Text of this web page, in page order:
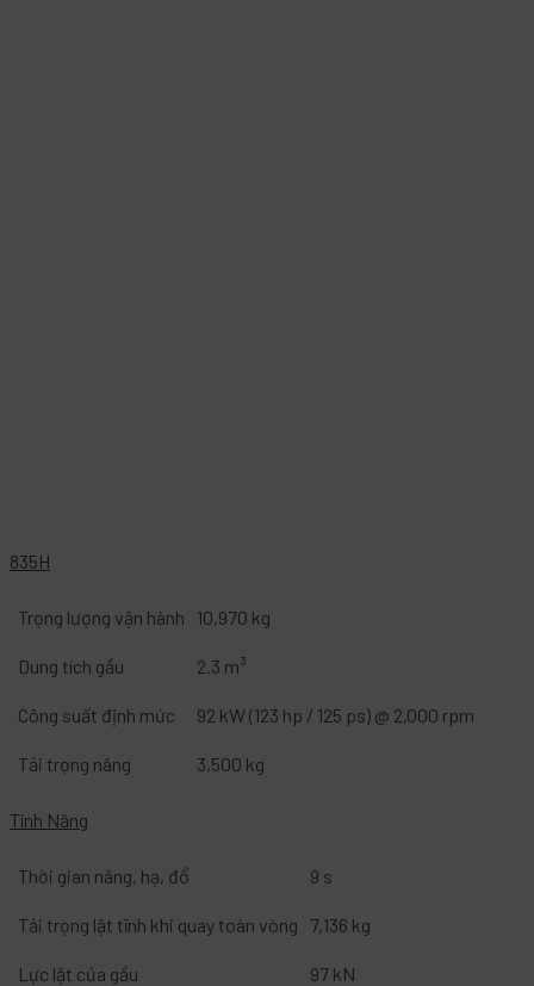
835H
Trọng lượng vận hành 10,970 kg
Dung tích gầu 2.3 m³
Công suất định mức 92 kW (123 hp / 125 ps) @ 2,000 rpm
Tải trọng nâng 3,500 kg
Tính Năng
Thời gian nâng, hạ, đổ 9 s
Tải trọng lật tĩnh khi quay toàn vòng 7,136 kg
Lực lật của gầu 97 kN